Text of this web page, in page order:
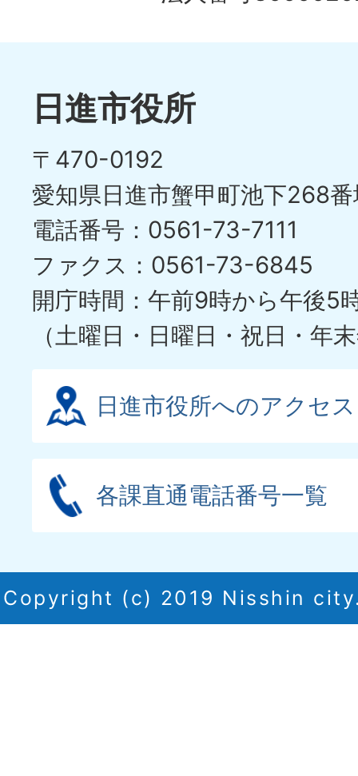
日進市役所
〒470-0192
愛知県日進市蟹甲町池下268
電話番号：0561-73-7111
ファクス：0561-73-6845
開庁時間：午前9時から午後5
（土曜日・日曜日・祝日・年
日進市役所へのアクセス
各課直通電話番号一覧
Copyright (c) 2019 Nisshin